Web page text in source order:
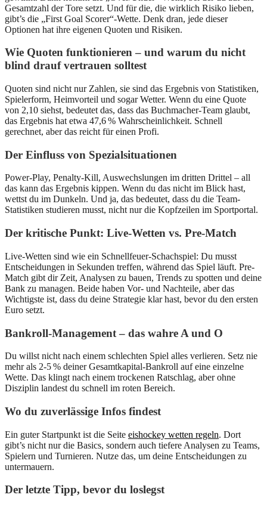
Gesamtzahl der Tore setzt. Und für die, die wirklich Risiko lieben,
gibt’s die „First Goal Scorer“-Wette. Denk dran, jede dieser
Optionen hat ihre eigenen Quoten und Risiken.
Wie Quoten funktionieren – und warum du nicht
blind drauf vertrauen solltest
Quoten sind nicht nur Zahlen, sie sind das Ergebnis von Statistiken,
Spielerform, Heimvorteil und sogar Wetter. Wenn du eine Quote
von 2,10 siehst, bedeutet das, dass das Buchmacher-Team glaubt,
das Ergebnis hat etwa 47,6 % Wahrscheinlichkeit. Schnell
gerechnet, aber das reicht für einen Profi.
Der Einfluss von Spezialsituationen
Power-Play, Penalty-Kill, Auswechslungen im dritten Drittel – all
das kann das Ergebnis kippen. Wenn du das nicht im Blick hast,
wettst du im Dunkeln. Und ja, das bedeutet, dass du die Team-
Statistiken studieren musst, nicht nur die Kopfzeilen im Sportportal.
Der kritische Punkt: Live-Wetten vs. Pre-Match
Live-Wetten sind wie ein Schnellfeuer-Schachspiel: Du musst
Entscheidungen in Sekunden treffen, während das Spiel läuft. Pre-
Match gibt dir Zeit, Analysen zu bauen, Trends zu spotten und deine
Bank zu managen. Beide haben Vor- und Nachteile, aber das
Wichtigste ist, dass du deine Strategie klar hast, bevor du den ersten
Euro setzt.
Bankroll-Management – das wahre A und O
Du willst nicht nach einem schlechten Spiel alles verlieren. Setz nie
mehr als 2-5 % deiner Gesamtkapital-Bankroll auf eine einzelne
Wette. Das klingt nach einem trockenen Ratschlag, aber ohne
Disziplin landest du schnell im roten Bereich.
Wo du zuverlässige Infos findest
Ein guter Startpunkt ist die Seite eishockey wetten regeln. Dort
gibt’s nicht nur die Basics, sondern auch tiefere Analysen zu Teams,
Spielern und Turnieren. Nutze das, um deine Entscheidungen zu
untermauern.
Der letzte Tipp, bevor du loslegst